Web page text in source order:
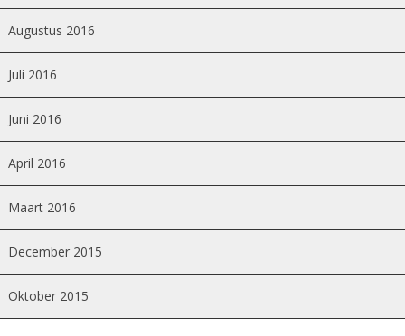
Augustus 2016
Juli 2016
Juni 2016
April 2016
Maart 2016
December 2015
Oktober 2015